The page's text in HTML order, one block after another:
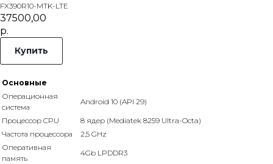
FX390R10-MTK-LTE
37500,00
р.
Купить
Основные
Операционная
система
Android 10 (API 29)
Процессор CPU
8 ядер (Mediatek 8259 Ultra-Octa)
Частота процессора
2,5 GHz
Оперативная
память
4Gb LPDDR3